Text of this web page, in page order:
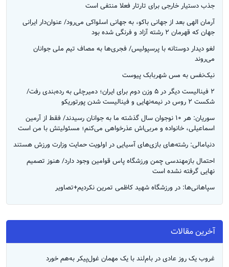
جذب دستیار خارجی برای تارتار فعلا منتفی است
آرمان الهی بعد از جهانی باکو، به جهانی اسلواکی می‌رود/ عنوان‌دار ایرانی
جهان که قهرمان ۲ رشته آزاد و فرنگی شده بود
لغو دیدار دوستانه با پرسپولیس/ فجری‌ها به مصاف تیم ملی جوانان
می‌روند
نیک‌نفس به مس شهربابک پیوست
۲ فینالیست دیگر در ۵ وزن دوم برای ایران؛ دمیرچلی به رده‌بندی رفت/
شکست ۲ روس در نیمه‎‌نهایی و فینالیست شدن پورتوریکو
سوریان: هر ۱۰ نوجوان سال گذشته‌ ما به جوانان رسیدند/ فقط از آرمین
اسماعیلی، خانواده و مربی‌اش عذرخواهی می‌کنم؛ مسئولیتش با من است
دنیامالی: رشته‌های بازی‌های آسیایی در اولویت حمایت وزارت ورزش هستند
احتمال بازمهندسی چمن ورزشگاه پاس قوامین وجود دارد/ هنوز تصمیم
نهایی گرفته نشده است
سپاهانی‌ها: در ورزشگاه شهید کاظمی تمرین نکردیم+تصاویر
آخرین مقالات
غروب یک روز عادی در بام‌لند با یک مهمان غول‌پیکر به‌هم خورد